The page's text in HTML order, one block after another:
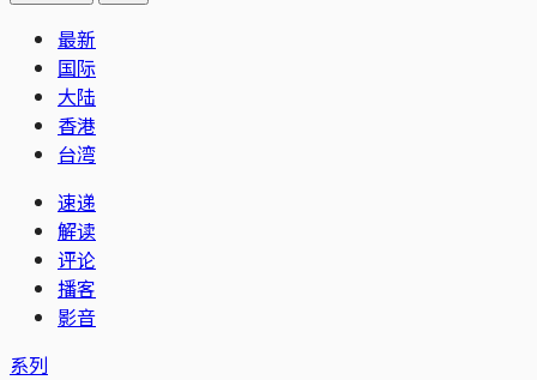
最新
国际
大陆
香港
台湾
速递
解读
评论
播客
影音
系列